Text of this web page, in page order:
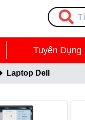
Tuyển Dụng
Laptop Dell